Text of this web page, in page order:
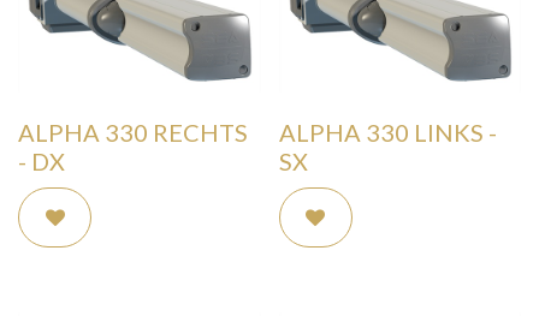
ALPHA 330 RECHTS
- DX
ALPHA 330 LINKS -
SX